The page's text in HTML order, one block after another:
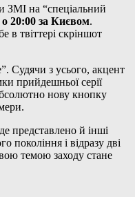
ЗМІ на “спеціальний
о 20:00 за Києвом.
в твіттері скріншот
Судячи з усього, акцент
прийдешньої серії
нову кнопку
представлено й інші
покоління і відразу дві
темою заходу стане